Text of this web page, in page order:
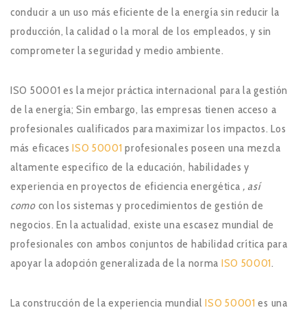
conducir a un uso más eficiente de la energía sin reducir la
producción, la calidad o la moral de los empleados, y sin
comprometer la seguridad y medio ambiente.
ISO 50001 es la mejor práctica internacional para la gestión
de la energía; Sin embargo, las empresas tienen acceso a
profesionales cualificados para maximizar los impactos. Los
más eficacesISO 50001 profesionales poseen una mezcla
altamente específico de la educación, habilidades y
experiencia en proyectos de eficiencia energética , así
comocon los sistemas y procedimientos de gestión de
negocios. En la actualidad, existe una escasez mundial de
profesionales con ambos conjuntos de habilidad crítica para
apoyar la adopción generalizada de la norma ISO 50001.
La construcción de la experiencia mundialISO 50001 es una